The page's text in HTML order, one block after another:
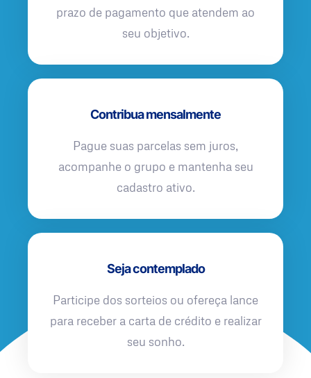
prazo de pagamento que atendem ao
seu objetivo.
Contribua mensalmente
Pague suas parcelas sem juros,
acompanhe o grupo e mantenha seu
cadastro ativo.
Seja contemplado
Participe dos sorteios ou ofereça lance
para receber a carta de crédito e realizar
seu sonho.